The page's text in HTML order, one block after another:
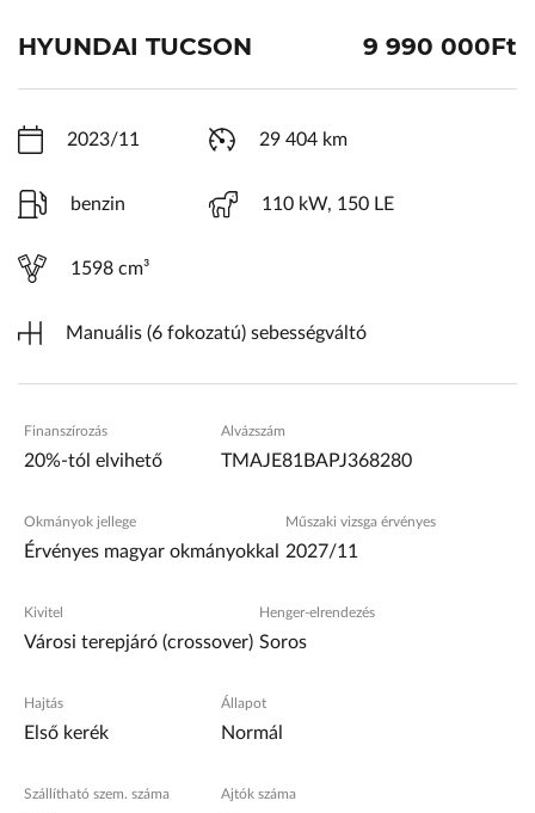
Karosszéria Centrum
HYUNDAI TUCSON 9 990 000Ft
2023/11 29 404 km
benzin 110 kW, 150 LE
1598 cm³
Manuális (6 fokozatú) sebességváltó
Finanszírozás
20%-tól elvihető
Alvázszám
TMAJE81BAPJ368280
Okmányok jellege
Érvényes magyar okmányokkal
Műszaki vizsga érvényes
2027/11
Kivitel
Városi terepjáró (crossover)
Henger-elrendezés
Soros
Hajtás
Első kerék
Állapot
Normál
Szállítható szem. száma Ajtók száma